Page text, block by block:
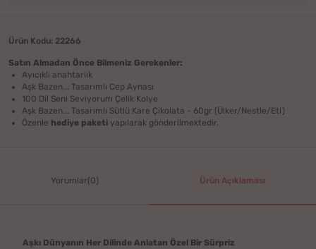
Ürün Kodu: 22266
Satın Almadan Önce Bilmeniz Gerekenler:
Ayıcıklı anahtarlık
Aşk Bazen... Tasarımlı Cep Aynası
100 Dil Seni Seviyorum Çelik Kolye
Aşk Bazen... Tasarımlı Sütlü Kare Çikolata - 60gr (Ülker/Nestle/Eti)
Özenle hediye paketi yapılarak gönderilmektedir.
Yorumlar(0) Ürün Açıklaması
Aşkı Dünyanın Her Dilinde Anlatan Özel Bir Sürpriz